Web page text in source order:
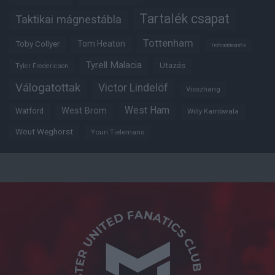
Taktikai mágnestábla Tartalék csapat
Toby Collyer Tom Heaton Tottenham Trófeabibliográfia
Tyler Fredericson Tyrell Malacia Utazás
Válogatottak Victor Lindelöf Visszhang
Watford West Brom West Ham Willy Kambwala
Wout Weghorst Youri Tielemans